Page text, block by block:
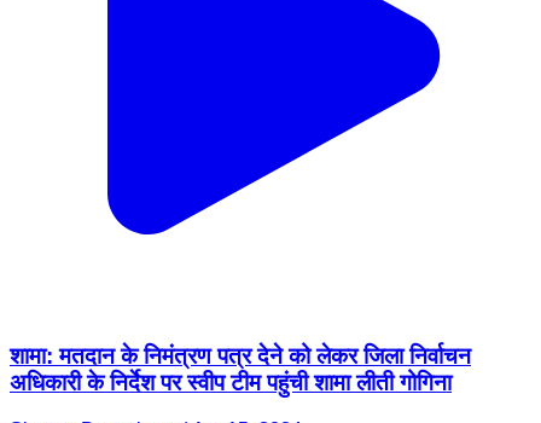
शामा: मतदान के निमंत्रण पत्र देने को लेकर जिला निर्वाचन
अधिकारी के निर्देश पर स्वीप टीम पहुंची शामा लीती गोगिना